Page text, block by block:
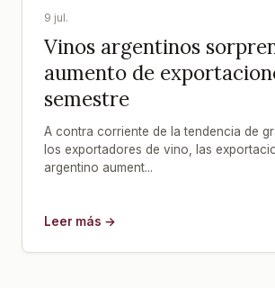
9 jul.
Vinos argentinos
aumento de
semestre
A contra corriente de la tendencia de
los exportadores de vino, las
argentino aument...
Leer más →